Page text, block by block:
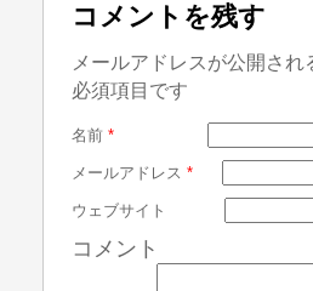
コメントを残す
メールアドレスが公開さ
必須項目です
名前 *
メールアドレス *
ウェブサイト
コメント